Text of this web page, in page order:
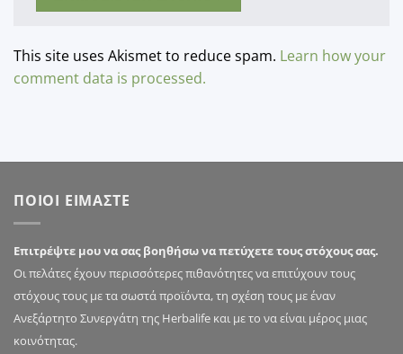
This site uses Akismet to reduce spam. Learn how your
comment data is processed.
ΠΟΙΟΙ ΕΙΜΑΣΤΕ
Επιτρέψτε μου να σας βοηθήσω να πετύχετε τους στόχους σας.
Οι πελάτες έχουν περισσότερες πιθανότητες να επιτύχουν τους
στόχους τους με τα σωστά προϊόντα, τη σχέση τους με έναν
Ανεξάρτητο Συνεργάτη της Herbalife και με το να είναι μέρος μιας
κοινότητας.